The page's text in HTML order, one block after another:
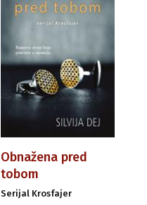
Obnažena pred
tobom
Serijal Krosfajer